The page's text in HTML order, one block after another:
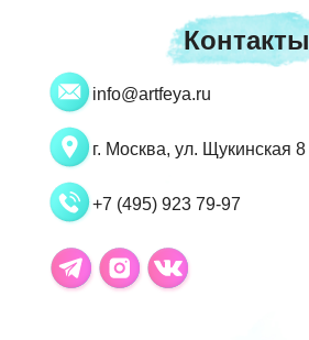
Контакты
г. Москва, ул. Щукинская 8
info@artfeya.ru
+7 (495) 923 79-97